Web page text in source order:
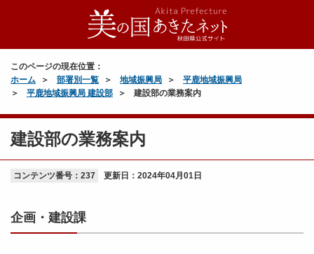
このページの現在位置：
ホーム
部署別一覧 地域振興局
平鹿地域振興局
平鹿地域振興局 建設部
建設部の業務案内
建設部の業務案内
コンテンツ番号：237 更新日： 2024年04月01日
企画・建設課